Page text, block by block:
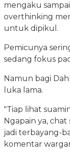
mengaku
overthinking
untuk dipikul.
Pemicunya
sedang fokus
Namun bagi
luka lama.
"Tiap lihat
Ngapain ya, chat
jadi terbayang-
komentar